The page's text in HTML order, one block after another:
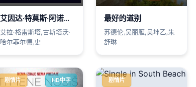
艾因达·特莫斯·阿诺伊特
艾拉·格雷斯塔,古斯塔沃·
哈尔菲尔德,史
最好的道别
苏德伦,吴丽雁,吴坤乙,朱
舒琳
剧情片 HD中字 剧情片